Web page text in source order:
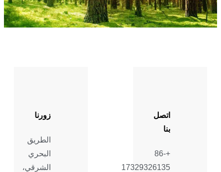
اتصل
بنا
+86-
17329326135
زورنا
الطريق
البحري
الشرقي،